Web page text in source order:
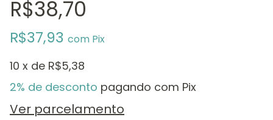
R$38,70
R$37,93 com Pix
10 x de R$5,38
2% de desconto pagando com Pix
Ver parcelamento